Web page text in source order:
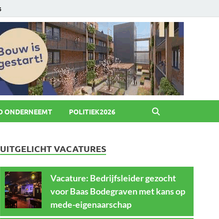
ONDERNEEMT POLITIEK2026
UITGELICHT VACATURES
Vacature: Bedrijfsleider gezocht
voor Baas Bodegraven met kans op
mede-eigenaarschap